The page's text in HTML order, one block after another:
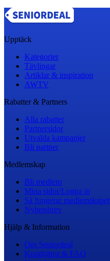
Upptäck
Kategorier
Tävlingar
Artiklar & inspiration
AWTV
Rabatter & Partners
Alla rabatter
Partnersidor
Utvalda kampanjer
Bli partner
Medlemskap
Bli medlem
Mina sidor/Logga in
Så fungerar medlemskapet
Nyhetsbrev
Hjälp & Information
Om Seniordeal
Kundtjänst & FAQ